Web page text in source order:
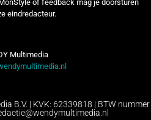
of feedback mag je doorsturen
eindredacteur.
Multimedia
B.V. | KVK: 62339818 | BTW nummer